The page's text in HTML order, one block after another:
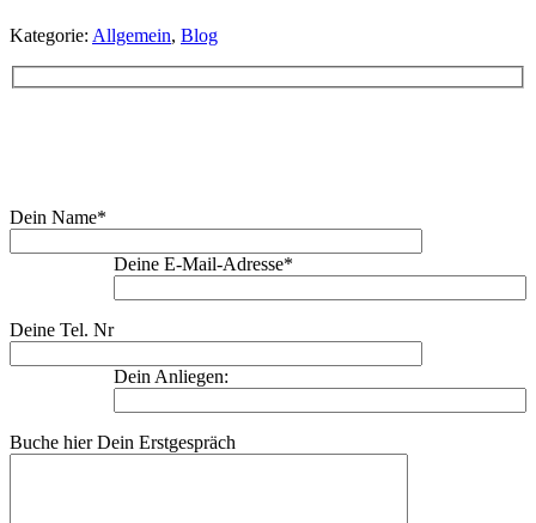
Kategorie: Allgemein, Blog
Dein Name*
Deine E-Mail-Adresse*
Deine Tel. Nr
Dein Anliegen:
Buche hier Dein Erstgespräch